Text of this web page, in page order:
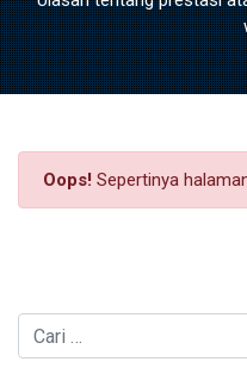
Oops! Sepertinya
Cari untuk: